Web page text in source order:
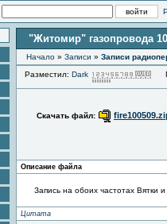
"Житомир" газопровода
Начало » Записи » Записи
Разместил: Dark
Скачать файл:
Описание файла
Запись на обоих частотах
Цитата